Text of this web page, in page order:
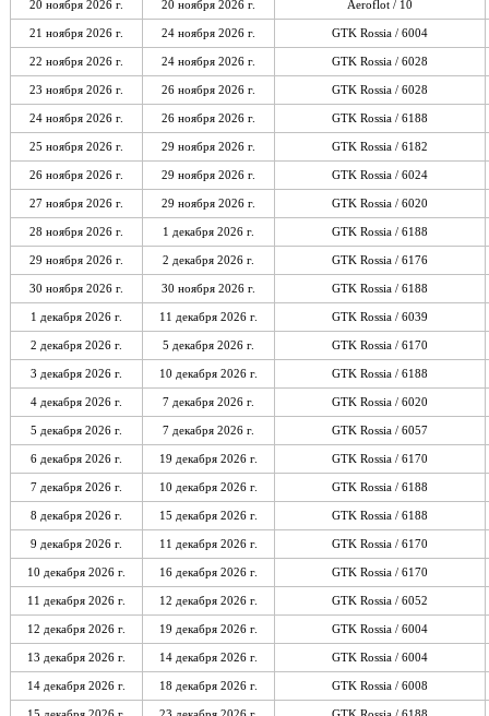
20 ноября 2026 г. 20 ноября 2026 г. Aeroflot / 10
21 ноября 2026 г. 24 ноября 2026 г. GTK Rossia / 6004
22 ноября 2026 г. 24 ноября 2026 г. GTK Rossia / 6028
23 ноября 2026 г. 26 ноября 2026 г. GTK Rossia / 6028
24 ноября 2026 г. 26 ноября 2026 г. GTK Rossia / 6188
25 ноября 2026 г. 29 ноября 2026 г. GTK Rossia / 6182
26 ноября 2026 г. 29 ноября 2026 г. GTK Rossia / 6024
27 ноября 2026 г. 29 ноября 2026 г. GTK Rossia / 6020
28 ноября 2026 г. 1 декабря 2026 г. GTK Rossia / 6188
29 ноября 2026 г. 2 декабря 2026 г. GTK Rossia / 6176
30 ноября 2026 г. 30 ноября 2026 г. GTK Rossia / 6188
1 декабря 2026 г. 11 декабря 2026 г. GTK Rossia / 6039
2 декабря 2026 г. 5 декабря 2026 г. GTK Rossia / 6170
3 декабря 2026 г. 10 декабря 2026 г. GTK Rossia / 6188
4 декабря 2026 г. 7 декабря 2026 г. GTK Rossia / 6020
5 декабря 2026 г. 7 декабря 2026 г. GTK Rossia / 6057
6 декабря 2026 г. 19 декабря 2026 г. GTK Rossia / 6170
7 декабря 2026 г. 10 декабря 2026 г. GTK Rossia / 6188
8 декабря 2026 г. 15 декабря 2026 г. GTK Rossia / 6188
9 декабря 2026 г. 11 декабря 2026 г. GTK Rossia / 6170
10 декабря 2026 г. 16 декабря 2026 г. GTK Rossia / 6170
11 декабря 2026 г. 12 декабря 2026 г. GTK Rossia / 6052
12 декабря 2026 г. 19 декабря 2026 г. GTK Rossia / 6004
13 декабря 2026 г. 14 декабря 2026 г. GTK Rossia / 6004
14 декабря 2026 г. 18 декабря 2026 г. GTK Rossia / 6008